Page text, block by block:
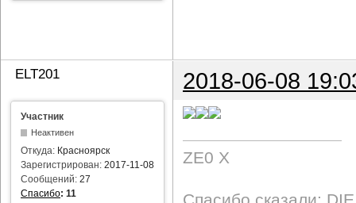
ELT201 2018-06-08
Участник
Неактивен
Откуда: Красноярск
Зарегистрирован: 2017-11-08
Сообщений: 27
Спасибо: 11
ZE0 X
Спасибо сказали: DIE